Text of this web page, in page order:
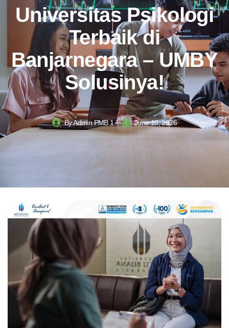
Universitas Psikologi
Terbaik di
Banjarnegara – UMBY
Solusinya!
ByAdmin PMB 1 June 10, 2026